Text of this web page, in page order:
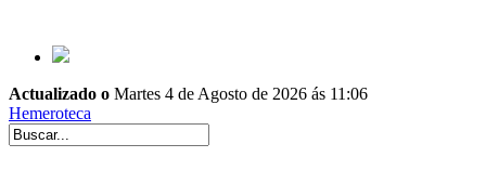
Actualizado o Martes 4 de Agosto de 2026 ás 11:06
Hemeroteca